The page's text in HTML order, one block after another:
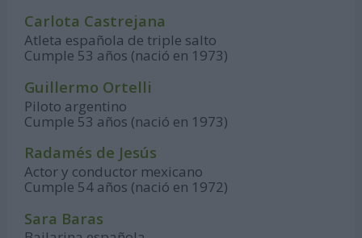
Carlota Castrejana
Atleta española de triple salto
Cumple 53 años (nació en 1973)
Guillermo Ortelli
Piloto argentino
Cumple 53 años (nació en 1973)
Radamés de Jesús
Actor y conductor mexicano
Cumple 54 años (nació en 1972)
Sara Baras